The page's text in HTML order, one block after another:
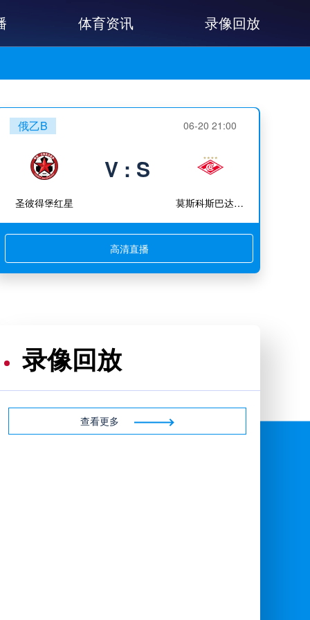
体育资讯 录像回放
俄乙B 06-20 21:00
圣彼得堡红星
V : S
莫斯科斯巴达B队
高清直播
录像回放
查看更多